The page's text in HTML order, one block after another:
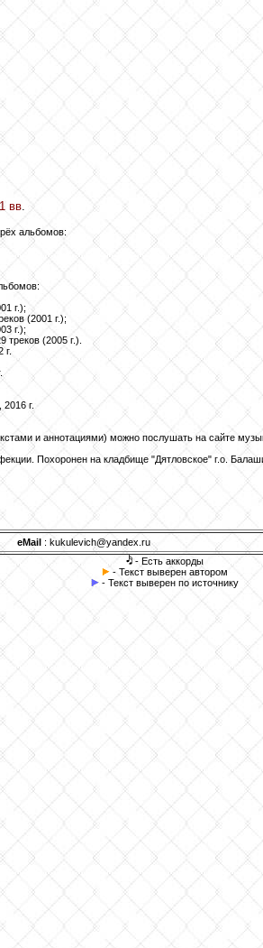
вв
альбомов:
г.);
(2001 г.);
г.);
(2005 г.).
г.
г.
и аннотациями) можно послушать на сайте
Похоронен на кладбище "Дятловское" г.о.
eMail : kukulevich@yandex.ru
- Есть аккорды
- Текст выверен автором
- Текст выверен по источнику